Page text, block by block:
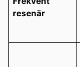
resenär